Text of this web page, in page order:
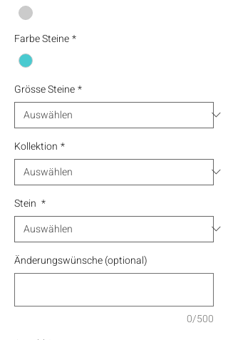
Farbe Steine*
Grösse Steine*
Kollektion *
Stein *
Änderungswünsche (optional)
0/500